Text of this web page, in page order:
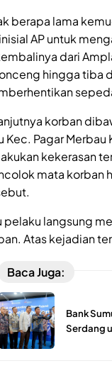
berapa lama
AP untuk
dari
hingga tiba
korban
Kec. Pagar
kekerasan
mata korban
pelaku langsung
Atas kejadian
Baca Juga:
Bank
Serdang